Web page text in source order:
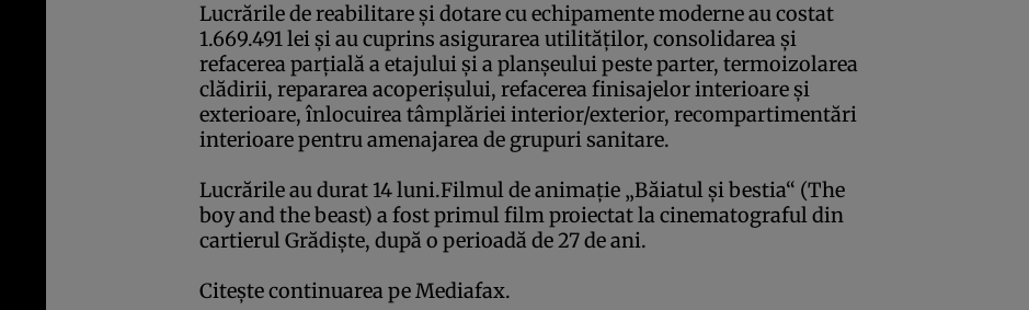
Lucrările de reabilitare şi dotare cu echipamente moderne au costat
1.669.491 lei şi au cuprins asigurarea utilităţilor, consolidarea şi
refacerea parţială a etajului şi a planşeului peste parter, termoizolarea
clădirii, repararea acoperişului, refacerea finisajelor interioare şi
exterioare, înlocuirea tâmplăriei interior/exterior, recompartimentări
interioare pentru amenajarea de grupuri sanitare.
Lucrările au durat 14 luni.Filmul de animaţie „Băiatul şi bestia“ (The
boy and the beast) a fost primul film proiectat la cinematograful din
cartierul Grădişte, după o perioadă de 27 de ani.
Citeşte continuarea peMediafax.